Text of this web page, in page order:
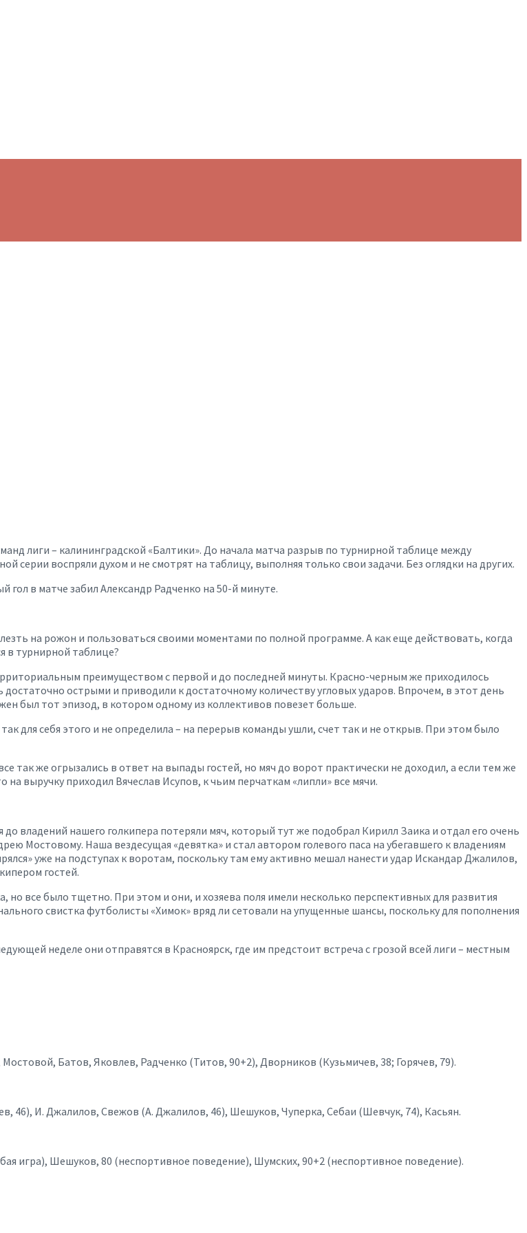
лиги – калининградской «Балтики». До начала матча разрыв по турнирной таблице между
серии воспряли духом и не смотрят на таблицу, выполняя только свои задачи. Без оглядки на других.
в матче забил Александр Радченко на 50-й минуте.
на рожон и пользоваться своими моментами по полной программе. А как еще действовать, когда
в турнирной таблице?
преимуществом с первой и до последней минуты. Красно-черным же приходилось
острыми и приводили к достаточному количеству угловых ударов. Впрочем, в этот день
был тот эпизод, в котором одному из коллективов повезет больше.
для себя этого и не определила – на перерыв команды ушли, счет так и не открыв. При этом было
так же огрызались в ответ на выпады гостей, но мяч до ворот практически не доходил, а если тем же
выручку приходил Вячеслав Исупов, к чьим перчаткам «липли» все мячи.
владений нашего голкипера потеряли мяч, который тут же подобрал Кирилл Заика и отдал его очень
Мостовому. Наша вездесущая «девятка» и стал автором голевого паса на убегавшего к владениям
уже на подступах к воротам, поскольку там ему активно мешал нанести удар Искандар Джалилов,
гостей.
все было тщетно. При этом и они, и хозяева поля имели несколько перспективных для развития
свистка футболисты «Химок» вряд ли сетовали на упущенные шансы, поскольку для пополнения
неделе они отправятся в Красноярск, где им предстоит встреча с грозой всей лиги – местным
Батов, Яковлев, Радченко (Титов, 90+2), Дворников (Кузьмичев, 38; Горячев, 79).
46), И. Джалилов, Свежов (А. Джалилов, 46), Шешуков, Чуперка, Себаи (Шевчук, 74), Касьян.
игра), Шешуков, 80 (неспортивное поведение), Шумских, 90+2 (неспортивное поведение).